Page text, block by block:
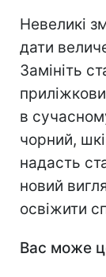
Невеликі
дати
Замініть
в
чорний,
надасть
новий
освіжити
Вас може